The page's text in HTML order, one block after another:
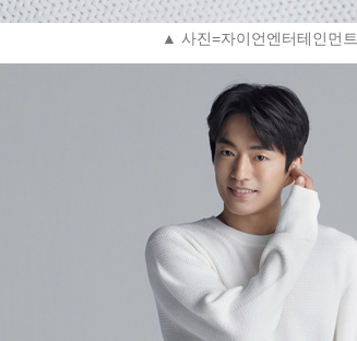
▲ 사진=자이언엔터테인먼트